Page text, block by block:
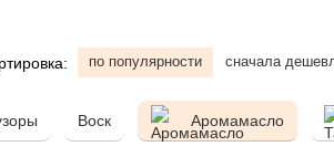
по популярности сначала
Воск Аромамасло